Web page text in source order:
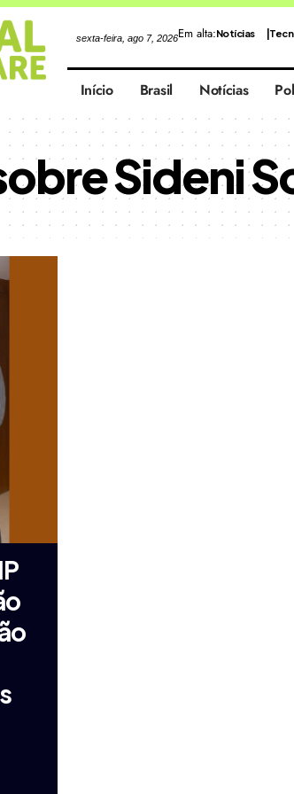
sexta-feira, ago 7, 2026Em alta:Notícias
Início Brasil Notícias
Sideni